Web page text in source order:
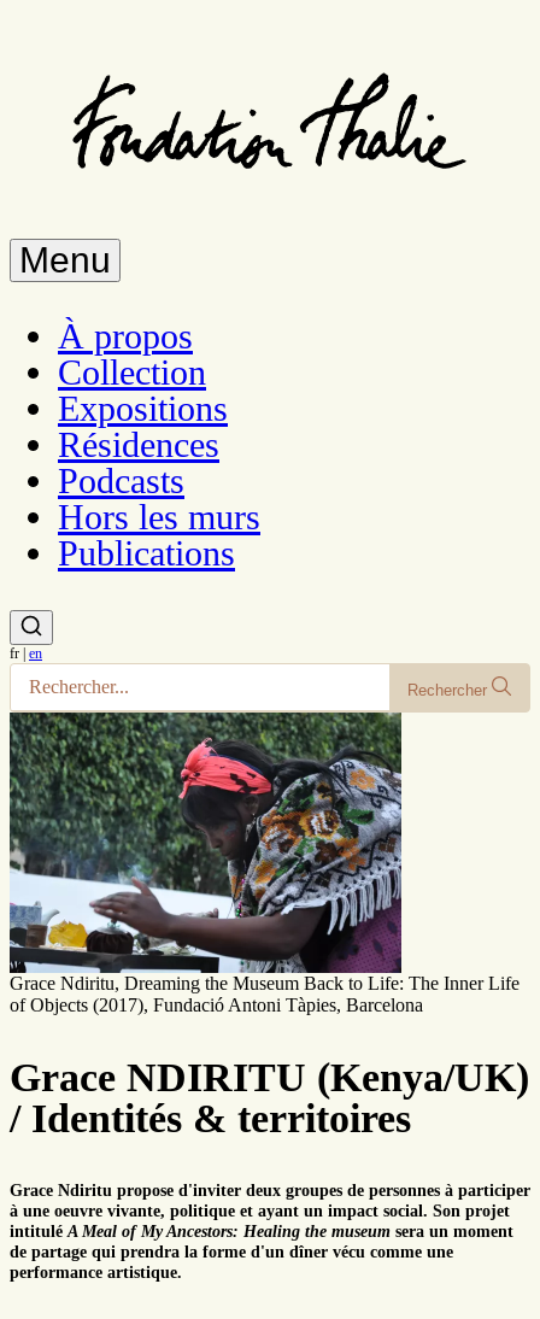
Menu
À propos
Collection
Expositions
Résidences
Podcasts
Hors les murs
Publications
fr | en
Rechercher
Grace Ndiritu, Dreaming the Museum Back to Life: The Inner Life
of Objects (2017), Fundació Antoni Tàpies, Barcelona
Grace NDIRITU (Kenya/UK)
/ Identités & territoires
Grace Ndiritu propose d'inviter deux groupes de personnes à participer
à une oeuvre vivante, politique et ayant un impact social. Son projet
intitulé A Meal of My Ancestors: Healing the museum sera un moment
de partage qui prendra la forme d'un dîner vécu comme une
performance artistique.